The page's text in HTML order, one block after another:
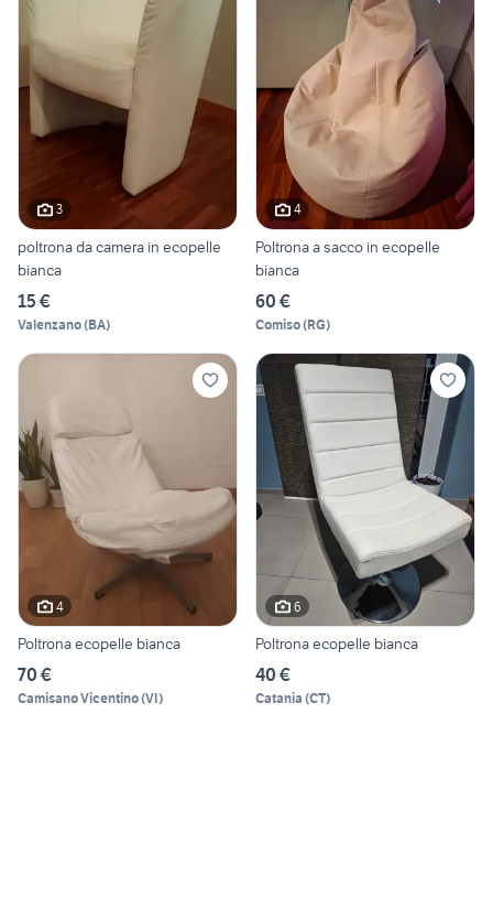
3
poltrona da camera in ecopelle
bianca
15 €
Valenzano(BA)
4
Poltrona a sacco in ecopelle
bianca
60 €
Comiso(RG)
4
Poltrona ecopelle bianca
70 €
Camisano Vicentino(VI)
6
Poltrona ecopelle bianca
40 €
Catania (CT)